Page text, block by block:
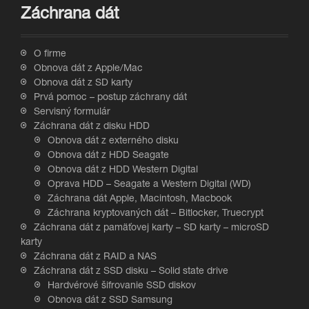
Záchrana dát
O firme
Obnova dát z Apple/Mac
Obnova dát z SD karty
Prvá pomoc – postup záchrany dát
Servisný formulár
Záchrana dát z disku HDD
Obnova dát z externého disku
Obnova dát z HDD Seagate
Obnova dát z HDD Western Digital
Oprava HDD – Seagate a Western Digital (WD)
Záchrana dát Apple, Macintosh, Macbook
Záchrana kryptovaných dát – Bitlocker, Truecrypt
Záchrana dát z pamäťovej karty – SD karty – microSD
karty
Záchrana dát z RAID a NAS
Záchrana dát z SSD disku – Solid state drive
Hardvérové šifrovanie SSD diskov
Obnova dát z SSD Samsung